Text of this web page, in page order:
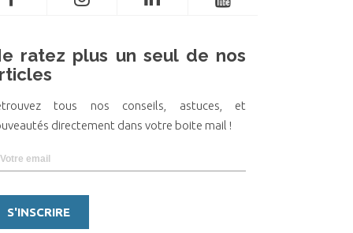
ratez plus un seul de nos
tous nos conseils, astuces, et
directement dans votre boite mail !